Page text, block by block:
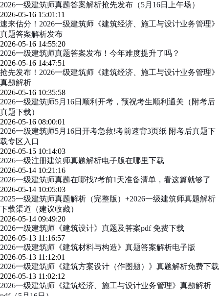
2026一级建筑师真题答案解析抢先发布（5月16日上午场）
2026-05-16 15:01:11
速来估分！2026一级建筑师《建筑经济、施工与设计业务管理》
真题答案解析发布
2026-05-16 14:55:20
2026一级建筑师真题答案发布！今年难度提升了吗？
2026-05-16 14:47:51
抢先发布！2026一级建筑师《建筑经济、施工与设计业务管理》
真题解析
2026-05-16 10:35:58
2026一级建筑师5月16日顺利开考，预祝考生顺利通关（附考后
真题下载）
2026-05-16 08:00:01
2026一级建筑师5月16日开考急救!考前速背3页纸 附考后真题下
载专区入口
2026-05-15 10:14:03
2026一级注册建筑师真题解析电子版在哪里下载
2026-05-14 10:21:16
2026一级建筑师真题在哪找?考前1天准备清单，看这篇就够了
2026-05-14 10:05:03
2025一级建筑师真题解析（完整版）+2026一级建筑师真题解析
下载渠道（建议收藏）
2026-05-14 09:49:20
2026一级建筑师《建筑设计》真题及答案pdf 免费下载
2026-05-13 11:16:57
2026一级建筑师《建筑材料与构造》真题答案解析电子版
2026-05-13 11:12:01
2026一级建筑师《建筑方案设计（作图题）》真题解析免费下载
2026-05-13 11:02:12
2026一级建筑师《建筑经济、施工与设计业务管理》真题解析